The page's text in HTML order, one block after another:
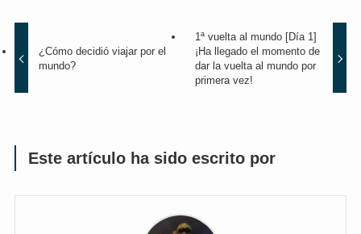
¿Cómo decidió viajar por el
mundo?
1ª vuelta al mundo [Día 1]
¡Ha llegado el momento de
dar la vuelta al mundo por
primera vez!
Este artículo ha sido escrito por